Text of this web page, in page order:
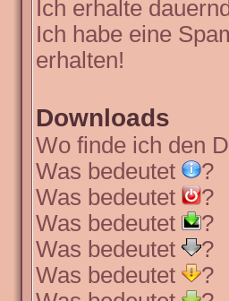
Ich erhalte
Ich habe eine
erhalten!
Downloads
Wo finde ich den
Was bedeutet
?
Was bedeutet
?
Was bedeutet
?
Was bedeutet
?
Was bedeutet
?